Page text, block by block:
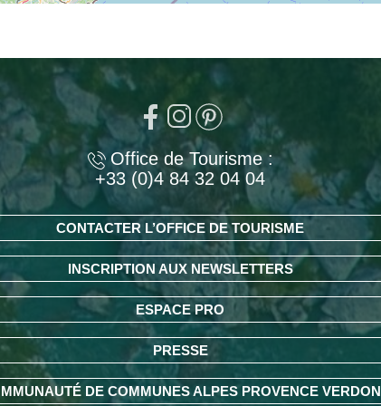
Office de Tourisme :
+33 (0)4 84 32 04 04
CONTACTER L’OFFICE DE TOURISME
INSCRIPTION AUX NEWSLETTERS
ESPACE PRO
PRESSE
DE COMMUNES ALPES PROVENCE VERDON